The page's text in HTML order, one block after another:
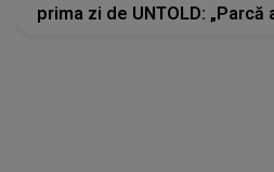
prima zi de UNTOLD: „Parcă